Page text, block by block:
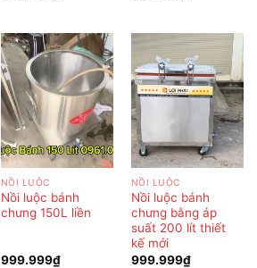
NỒI LUỘC
Nồi luộc bánh
chưng 150L liền
999.999₫
NỒI LUỘC
Nồi luộc bánh
chưng bằng áp
suất 200 lít thiết
kế mới
999.999₫